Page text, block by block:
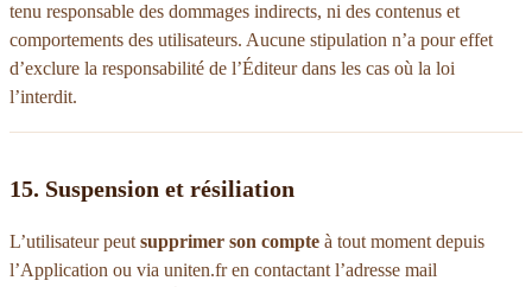
tenu responsable des dommages indirects, ni des contenus et
comportements des utilisateurs. Aucune stipulation n’a pour effet
d’exclure la responsabilité de l’Éditeur dans les cas où la loi
l’interdit.
15. Suspension et résiliation
L’utilisateur peut supprimer son compte à tout moment depuis
l’Application ou via uniten.fr en contactant l’adresse mail